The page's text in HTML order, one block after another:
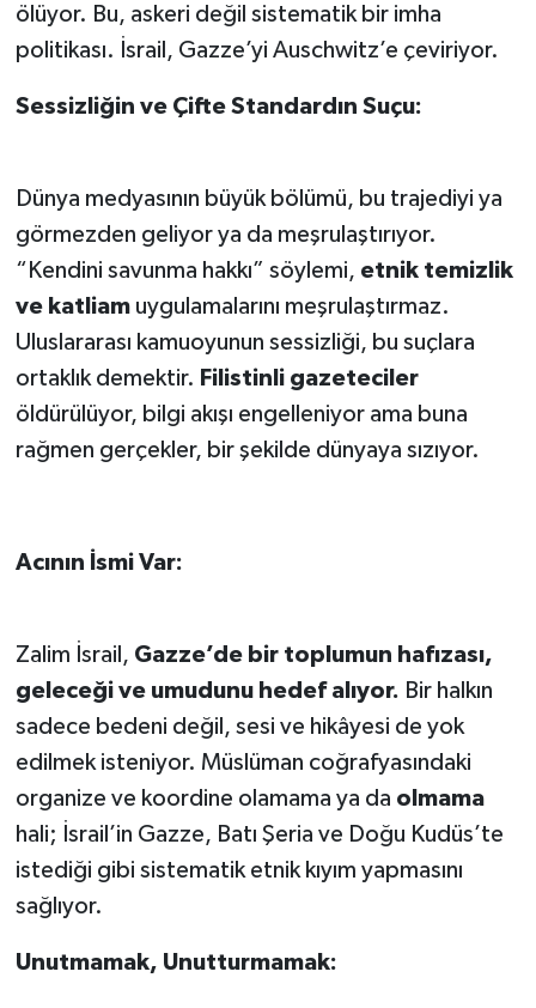
ölüyor. Bu, askeri değil sistematik bir imha
politikası. İsrail, Gazze’yi Auschwitz’e çeviriyor.
Sessizliğin ve Çifte Standardın Suçu:
Dünya medyasının büyük bölümü, bu trajediyi ya
görmezden geliyor ya da meşrulaştırıyor.
“Kendini savunma hakkı” söylemi, etnik temizlik
ve katliamuygulamalarını meşrulaştırmaz.
Uluslararası kamuoyunun sessizliği, bu suçlara
ortaklık demektir. Filistinli gazeteciler
öldürülüyor, bilgi akışı engelleniyor ama buna
rağmen gerçekler, bir şekilde dünyaya sızıyor.
Acının İsmi Var:
Zalim İsrail, Gazze’de bir toplumun hafızası,
geleceği ve umudunu hedef alıyor. Bir halkın
sadece bedeni değil, sesi ve hikâyesi de yok
edilmek isteniyor. Müslüman coğrafyasındaki
organize ve koordine olamama ya da olmama
hali; İsrail’in Gazze, Batı Şeria ve Doğu Kudüs’te
istediği gibi sistematik etnik kıyım yapmasını
sağlıyor.
Unutmamak, Unutturmamak: